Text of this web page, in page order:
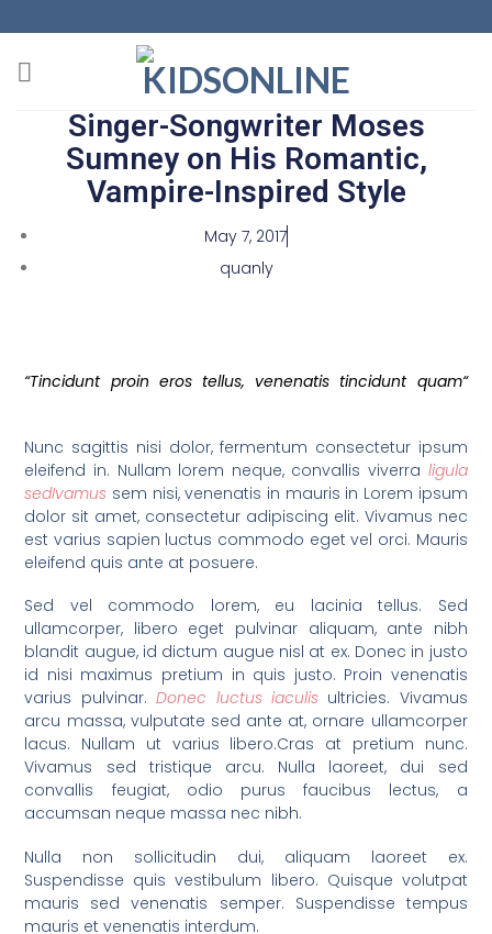
Singer-Songwriter Moses
Sumney on His Romantic,
Vampire-Inspired Style
May 7, 2017
quanly
“Tincidunt proin eros tellus, venenatis tincidunt quam“
Nunc sagittis nisi dolor, fermentum consectetur ipsum
eleifend in. Nullam lorem neque, convallis viverra ligula
sedIvamus sem nisi, venenatis in mauris in Lorem ipsum
dolor sit amet, consectetur adipiscing elit. Vivamus nec
est varius sapien luctus commodo eget vel orci. Mauris
eleifend quis ante at posuere.
Sed vel commodo lorem, eu lacinia tellus. Sed
ullamcorper, libero eget pulvinar aliquam, ante nibh
blandit augue, id dictum augue nisl at ex. Donec in justo
id nisi maximus pretium in quis justo. Proin venenatis
varius pulvinar.Donec luctus iaculis ultricies. Vivamus
arcu massa, vulputate sed ante at, ornare ullamcorper
lacus. Nullam ut varius libero.Cras at pretium nunc.
Vivamus sed tristique arcu. Nulla laoreet, dui sed
convallis feugiat, odio purus faucibus lectus, a
accumsan neque massa nec nibh.
Nulla non sollicitudin dui, aliquam laoreet ex.
Suspendisse quis vestibulum libero. Quisque volutpat
mauris sed venenatis semper. Suspendisse tempus
mauris et venenatis interdum.